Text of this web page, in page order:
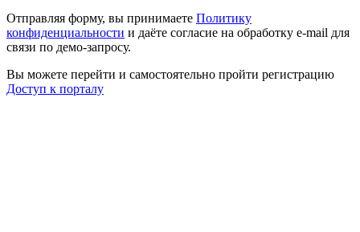
Отправляя форму, вы принимаете Политику
конфиденциальности и даёте согласие на обработку e-mail для
связи по демо-запросу.
Вы можете перейти и самостоятельно пройти регистрацию
Доступ к порталу